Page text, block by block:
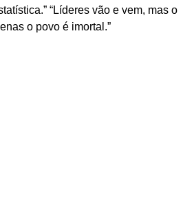
“Líderes vão e vem, mas o
o povo é imortal.”